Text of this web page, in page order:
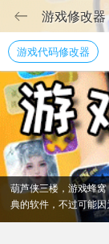
游戏修改器
玩手游想要更快
不了各种好用的游戏
为各位玩家整理的好
戏，可以自由的选择
信息，还有游戏攻略
葫芦侠三楼，游戏蜂
典的软件，不过可能
果能用请大家珍惜吧
游戏代码修改器